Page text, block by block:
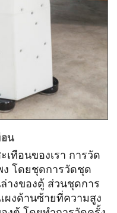
อน
ทือนของเรา การวัด
โดยชุดการวัดชุด
างของตู้ ส่วนชุดการ
งด้านซ้ายที่ความสูง